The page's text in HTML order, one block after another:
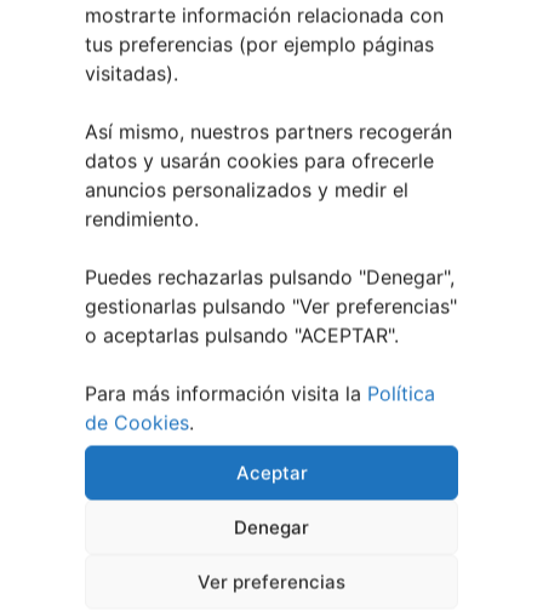
mostrarte información relacionada con
tus preferencias (por ejemplo páginas
visitadas).
Así mismo, nuestros partners recogerán
datos y usarán cookies para ofrecerle
anuncios personalizados y medir el
rendimiento.
Puedes rechazarlas pulsando "Denegar",
gestionarlas pulsando "Ver preferencias"
o aceptarlas pulsando "ACEPTAR".
Para más información visita la Política
de Cookies.
Aceptar
Denegar
Ver preferencias
10 agosto, 2026
Curso de Interpretación
Teatral en Vigo | De Ste Xeito
Primer Concurso Conciertos
TuVigoplan